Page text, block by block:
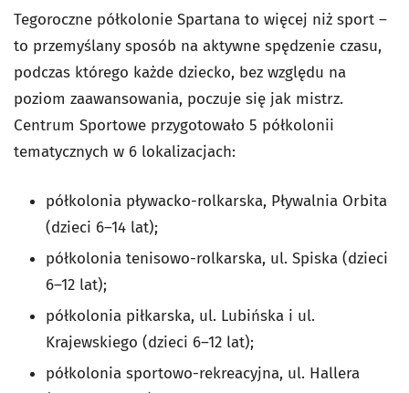
Tegoroczne półkolonie Spartana to więcej niż sport –
to przemyślany sposób na aktywne spędzenie czasu,
podczas którego każde dziecko, bez względu na
poziom zaawansowania, poczuje się jak mistrz.
Centrum Sportowe przygotowało 5 półkolonii
tematycznych w 6 lokalizacjach:
półkolonia pływacko-rolkarska, Pływalnia Orbita
(dzieci 6–14 lat);
półkolonia tenisowo-rolkarska, ul. Spiska (dzieci
6–12 lat);
półkolonia piłkarska, ul. Lubińska i ul.
Krajewskiego (dzieci 6–12 lat);
półkolonia sportowo-rekreacyjna, ul. Hallera